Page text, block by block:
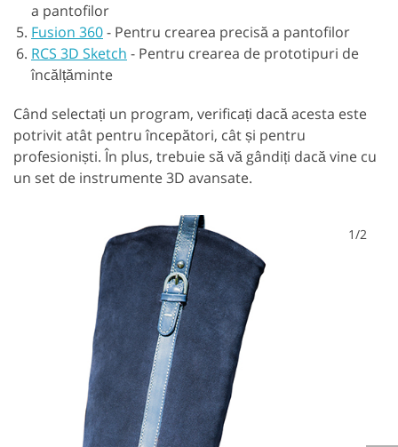
a pantofilor
Fusion 360- Pentru crearea precisă a pantofilor
RCS 3D Sketch - Pentru crearea de prototipuri de
încălțăminte
Când selectați un program, verificați dacă acesta este
potrivit atât pentru începători, cât și pentru
profesioniști. În plus, trebuie să vă gândiți dacă vine cu
un set de instrumente 3D avansate.
1/2